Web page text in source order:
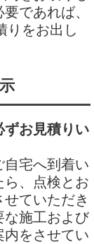
であれば、
りをお出し
ずお見積りい
自宅へ到着い
ら、点検とお
せていただき
な施工および
内をさせてい